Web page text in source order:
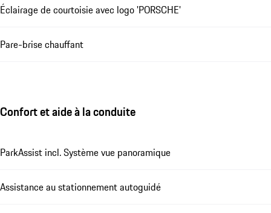
Éclairage de courtoisie avec logo 'PORSCHE'
Pare-brise chauffant
Confort et aide à la conduite
ParkAssist incl. Système vue panoramique
Assistance au stationnement autoguidé